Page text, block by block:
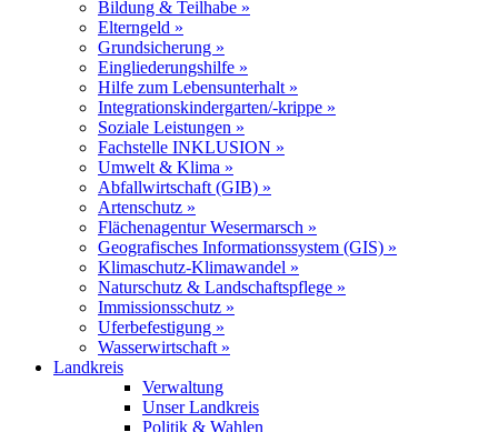
Bildung & Teilhabe »
Elterngeld »
Grundsicherung »
Eingliederungshilfe »
Hilfe zum Lebensunterhalt »
Integrationskindergarten/-krippe »
Soziale Leistungen »
Fachstelle INKLUSION »
Umwelt & Klima »
Abfallwirtschaft (GIB) »
Artenschutz »
Flächenagentur Wesermarsch »
Geografisches Informationssystem (GIS) »
Klimaschutz-Klimawandel »
Naturschutz & Landschaftspflege »
Immissionsschutz »
Uferbefestigung »
Wasserwirtschaft »
Landkreis
Verwaltung
Unser Landkreis
Politik & Wahlen